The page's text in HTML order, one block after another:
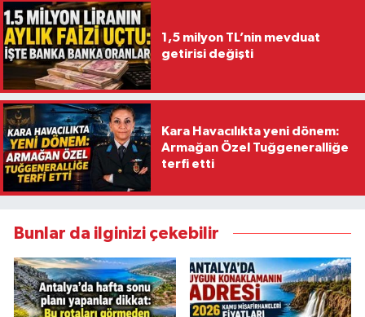
1,5 milyon TL’nin mevduat
getirisi değişti
Kara Havacılıkta yeni dönem:
Armağan Özel Tuğgeneralliğe
terfi etti
Bunlar da ilginizi çekebilir